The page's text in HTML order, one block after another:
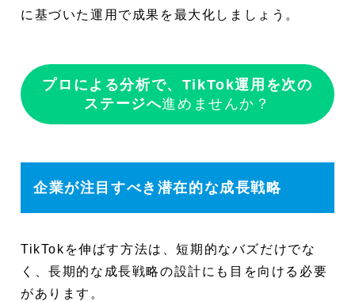
に基づいた運用で成果を最大化しましょう。
プロによる分析で、TikTok運用を次の
ステージへ進めませんか？
企業が注目すべき潜在的な成長戦略
TikTokを伸ばす方法は、短期的なバズだけでな
く、長期的な成長戦略の設計にも目を向ける必要
があります。